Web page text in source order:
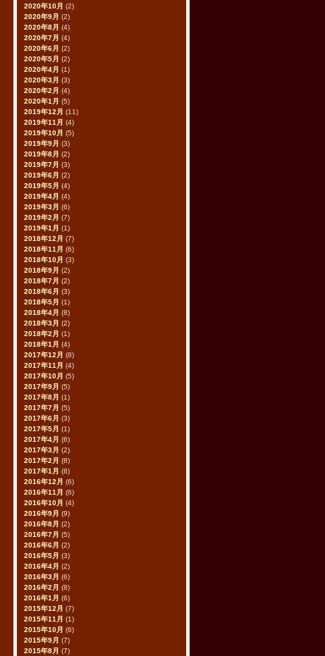
2020年10月 (2)
2020年9月 (2)
2020年8月 (4)
2020年7月 (4)
2020年6月 (2)
2020年5月 (2)
2020年4月 (1)
2020年3月 (3)
2020年2月 (4)
2020年1月 (5)
2019年12月 (11)
2019年11月 (4)
2019年10月 (5)
2019年9月 (3)
2019年8月 (2)
2019年7月 (3)
2019年6月 (2)
2019年5月 (4)
2019年4月 (4)
2019年3月 (6)
2019年2月 (7)
2019年1月 (1)
2018年12月 (7)
2018年11月 (6)
2018年10月 (3)
2018年9月 (2)
2018年7月 (2)
2018年6月 (3)
2018年5月 (1)
2018年4月 (8)
2018年3月 (2)
2018年2月 (1)
2018年1月 (4)
2017年12月 (8)
2017年11月 (4)
2017年10月 (5)
2017年9月 (5)
2017年8月 (1)
2017年7月 (5)
2017年6月 (3)
2017年5月 (1)
2017年4月 (6)
2017年3月 (2)
2017年2月 (8)
2017年1月 (8)
2016年12月 (6)
2016年11月 (6)
2016年10月 (4)
2016年9月 (9)
2016年8月 (2)
2016年7月 (5)
2016年6月 (2)
2016年5月 (3)
2016年4月 (2)
2016年3月 (6)
2016年2月 (8)
2016年1月 (6)
2015年12月 (7)
2015年11月 (1)
2015年10月 (6)
2015年9月 (7)
2015年8月 (7)